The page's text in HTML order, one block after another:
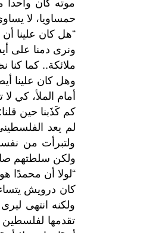
حمساويا، لا
“هل كان علينا
ونرى دمنا على
ملائكة.. كما كنا
وهل كان علينا
أمام الملأ، كي
كم كَذَبنا حين
لم يعد
ولتبرأت من
ولكن سلطتهم
“لولا أن محمدًا
كان درويش
ولكنه انتهى
تقدمها لفلسطين